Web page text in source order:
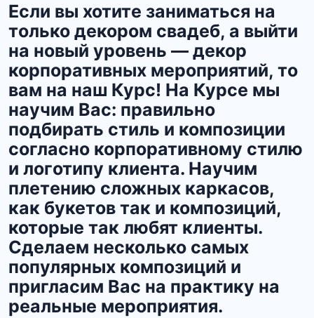
Если вы хотите заниматься на
только декором свадеб, а выйти
на новый уровень — декор
корпоративных мероприятий, то
вам на наш Курс! На Курсе мы
научим Вас: правильно
подбирать стиль и композиции
согласно корпоративному стилю
и логотипу клиента. Научим
плетению сложных каркасов,
как букетов так и композиций,
которые так любят клиенты.
Сделаем несколько самых
популярных композиций и
пригласим Вас на практику на
реальные мероприятия.